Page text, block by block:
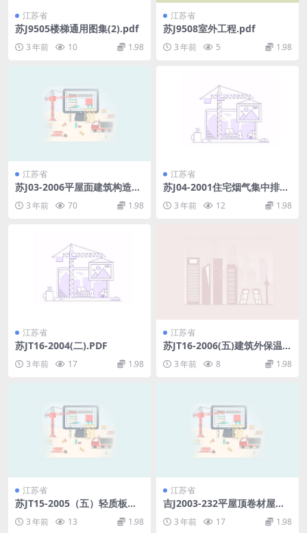
江苏省
苏J9505楼梯通用图集(2).pdf
3 年前 10 1.98
江苏省
苏J9508室外工程.pdf
3 年前 5 1.98
江苏省
苏J03-2006平屋面建筑构造
3 年前 70 1.98
江苏省
苏J04-2001住宅烟气集中排放
3 年前 12 1.98
江苏省
苏JT16-2004(二).PDF
3 年前 17 1.98
江苏省
苏JT16-2006(五)建筑外保温构
外保温系统.pdf
3 年前 8 1.98
江苏省
苏JT15-2005（五）轻质板墙
构造图集（五）-TCB混凝土空
心隔墙条板.pdf
3 年前 13 1.98
江苏省
吉J2003-232平屋顶卷材屋面
3 年前 17 1.98